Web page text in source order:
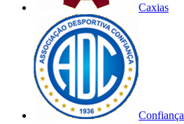
Caxias
Confiança